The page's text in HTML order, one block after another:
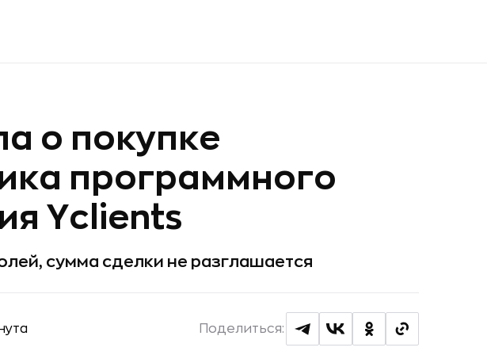
о покупке
программного
Yclients
сумма сделки не разглашается
Поделиться: